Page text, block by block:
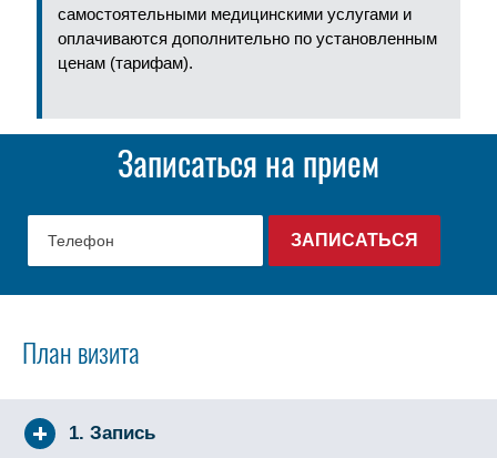
самостоятельными медицинскими услугами и
оплачиваются дополнительно по установленным
ценам (тарифам).
Записаться на прием
План визита
1. Запись